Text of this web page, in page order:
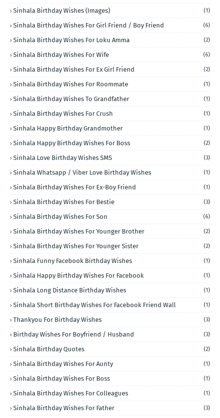
Sinhala Birthday Wishes (Images) (1)
Sinhala Birthday Wishes For Girl Friend / Boy Friend (6)
Sinhala Birthday Wishes For Loku Amma (2)
Sinhala Birthday Wishes For Wife (6)
Sinhala Birthday Wishes For Ex Girl Friend (2)
Sinhala Birthday Wishes For Roommate (1)
Sinhala Birthday Wishes To Grandfather (1)
Sinhala Birthday Wishes For Crush (1)
Sinhala Happy Birthday Grandmother (1)
Sinhala Happy Birthday Wishes For Boss (2)
Sinhala Love Birthday Wishes SMS (3)
Sinhala Whatsapp / Viber Love Birthday Wishes (1)
Sinhala Birthday Wishes For Ex-Boy Friend (1)
Sinhala Birthday Wishes For Bestie (3)
Sinhala Birthday Wishes For Son (6)
Sinhala Birthday Wishes For Younger Brother (2)
Sinhala Birthday Wishes For Younger Sister (2)
Sinhala Funny Facebook Birthday Wishes (1)
Sinhala Happy Birthday Wishes For Facebook (1)
Sinhala Long Distance Birthday Wishes (1)
Sinhala Short Birthday Wishes For Facebook Friend Wall (1)
Thankyou For Birthday Wishes (3)
Birthday Wishes For Boyfriend / Husband (3)
Sinhala Birthday Quotes (2)
Sinhala Birthday Wishes For Aunty (1)
Sinhala Birthday Wishes For Boss (1)
Sinhala Birthday Wishes For Colleagues (1)
Sinhala Birthday Wishes For Father (3)